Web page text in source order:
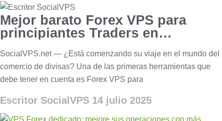
Mejor barato Forex VPS para
principiantes Traders en
SocialVPS.net — ¿Está comenzando su viaje en el mundo del
comercio de divisas? Una de las primeras herramientas que
debe tener en cuenta es Forex VPS para
Escritor SocialVPS 14 julio 2025